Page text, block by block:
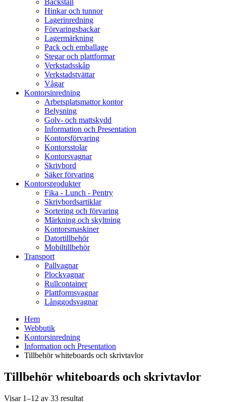
Backställ
Hinkar och tunnor
Lagerinredning
Förvaringsbackar
Lagermärkning
Pack och emballage
Stegar och plattformar
Verkstadsskåp
Verkstadstvättar
Vågar
Kontorsinredning
Arbetsplatsmattor kontor
Belysning
Golv- och mattskydd
Information och Presentation
Kontorsförvaring
Kontorsstolar
Kontorsvagnar
Skrivbord
Säker förvaring
Kontorsprodukter
Fika - Lunch - Pentry
Skrivbordsartiklar
Sortering och förvaring
Märkning och skyltning
Kontorsmaskiner
Datortillbehör
Mobiltillbehör
Transport
Pallvagnar
Plockvagnar
Rullcontainer
Plattformsvagnar
Långgodsvagnar
Hem
Webbutik
Kontorsinredning
Information och Presentation
Tillbehör whiteboards och skrivtavlor
Tillbehör whiteboards och skrivtavlor
Visar 1–12 av 33 resultat